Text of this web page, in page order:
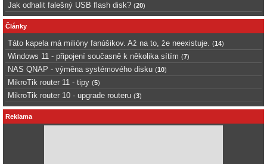
Jak odhalit falešný USB flash disk? (20)
Články
Táto kapela má milióny fanúšikov. Až na to, že neexistuje. (14)
Windows 11 - připojení současně k několika sítím (7)
NAS QNAP - výměna systémového disku (10)
MikroTik router 11 - tipy (5)
MikroTik router 10 - upgrade routeru (3)
Reklama